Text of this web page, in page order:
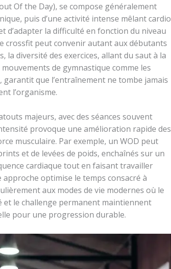
Of the Day), se compose généralement
puis d’une activité intense mêlant cardio
d’adapter la difficulté en fonction du niveau
crossfit peut convenir autant aux débutants
la diversité des exercices, allant du saut à la
de gymnastique comme les
que l’entraînement ne tombe jamais
l’organisme.
majeurs, avec des séances souvent
provoque une amélioration rapide des
musculaire. Par exemple, un WOD peut
et de levées de poids, enchaînés sur un
cardiaque tout en faisant travailler
optimise le temps consacré à
aux modes de vie modernes où le
et le challenge permanent maintiennent
pour une progression durable.